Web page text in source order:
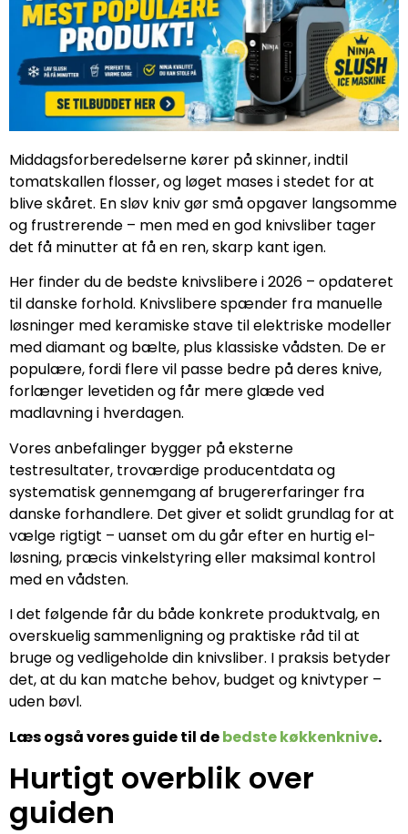
Middagsforberedelserne kører på skinner, indtil
tomatskallen flosser, og løget mases i stedet for at
blive skåret. En sløv kniv gør små opgaver langsomme
og frustrerende – men med en god knivsliber tager
det få minutter at få en ren, skarp kant igen.
Her finder du de bedste knivslibere i 2026 – opdateret
til danske forhold. Knivslibere spænder fra manuelle
løsninger med keramiske stave til elektriske modeller
med diamant og bælte, plus klassiske vådsten. De er
populære, fordi flere vil passe bedre på deres knive,
forlænger levetiden og får mere glæde ved
madlavning i hverdagen.
Vores anbefalinger bygger på eksterne
testresultater, troværdige producentdata og
systematisk gennemgang af brugererfaringer fra
danske forhandlere. Det giver et solidt grundlag for at
vælge rigtigt – uanset om du går efter en hurtig el-
løsning, præcis vinkelstyring eller maksimal kontrol
med en vådsten.
I det følgende får du både konkrete produktvalg, en
overskuelig sammenligning og praktiske råd til at
bruge og vedligeholde din knivsliber. I praksis betyder
det, at du kan matche behov, budget og knivtyper –
uden bøvl.
Læs også vores guide til debedste køkkenknive.
Hurtigt overblik over
guiden